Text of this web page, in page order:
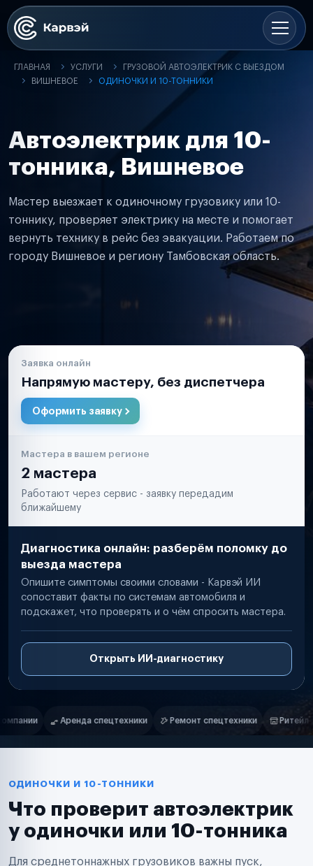
ГЛАВНАЯ УСЛУГИ
ГРУЗОВОЙ АВТОЭЛЕКТРИК С ВЫЕЗДОМ
ВИШНЕВОЕ
ОДИНОЧКИ И 10-ТОННИКИ
Автоэлектрик для 10-
тонника, Вишневое
Мастер выезжает к одиночному грузовику или 10-
тоннику, проверяет электрику на месте и помогает
вернуть технику в рейс без эвакуации. Работаем по
городу Вишневое и региону Тамбовская область.
Заявка онлайн
Напрямую мастеру, без диспетчера
Оформить заявку
Мастера в вашем регионе
2 мастера
Работают через сервис - заявку передадим
ближайшему
Диагностика онлайн: разберём поломку до
выезда мастера
Опишите симптомы своими словами - Карвэй ИИ
сопоставит факты по системам автомобиля и
подскажет, что проверять и о чём спросить мастера.
Открыть ИИ-диагностику
Нам доверяют
Ремонт спецтехники Ритейл-сети Управляющие компании
Маркетплейсы
Таксопарки
Автодилеры
Поставщики запчастей
ОДИНОЧКИ И 10-ТОННИКИ
Что проверит автоэлектрик
у одиночки или 10-тонника
Для среднетоннажных грузовиков важны пуск,